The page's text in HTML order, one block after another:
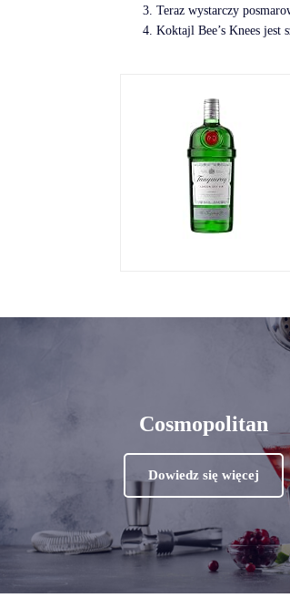
Teraz wystarczy
Koktajl Bee’s Knees jest
Cosmopolitan
Dowiedz się więcej